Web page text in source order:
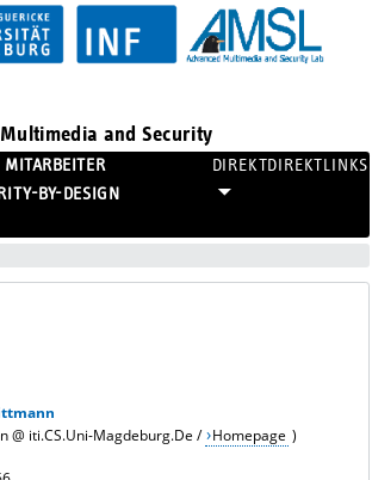
Multimedia and Security
MITARBEITER
BY-DESIGN
DIREKTLINKS
@ iti.CS.Uni-Magdeburg.De / Homepage )